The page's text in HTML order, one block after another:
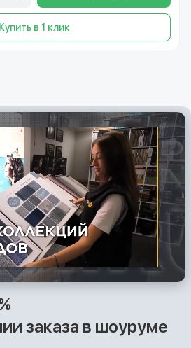
Купить в 1 клик
заказа в шоуруме